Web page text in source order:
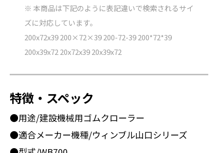
※ 本商品は下記のように表記違いで検索されるサイ
ズに対応しています。
200x72x39 200×72×39 200-72-39 200*72*39
200x39x72 20x72x39 20x39x72
特徴・スペック
●用途/建設機械用ゴムクローラー
●適合メーカー機種/ウィンブル山口シリーズ